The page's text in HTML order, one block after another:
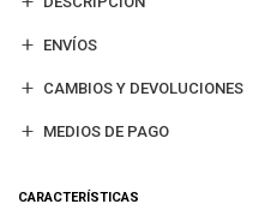
ENVÍOS
CAMBIOS Y DEVOLUCIONES
MEDIOS DE PAGO
CARACTERÍSTICAS